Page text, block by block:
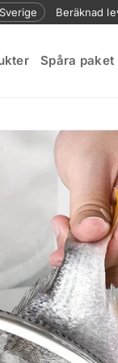
Beräknad
Spåra paket